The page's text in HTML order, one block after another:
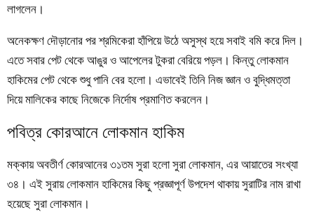
লাগলেন।
অনেকক্ষণ দৌড়ানোর পর শ্রমিকেরা হাঁপিয়ে উঠে অসুস্থ হয়ে সবাই বমি করে দিল।
এতে সবার পেট থেকে আঙুর ও আপেলের টুকরা বেরিয়ে পড়ল। কিন্তু লোকমান
হাকিমের পেট থেকে শুধু পানি বের হলো। এভাবেই তিনি নিজ জ্ঞান ও বুদ্ধিমত্তা
দিয়ে মালিকের কাছে নিজেকে নির্দোষ প্রমাণিত করলেন।
পবিত্র কোরআনে লোকমান হাকিম
মক্কায় অবতীর্ণ কোরআনের ৩১তম সুরা হলো সুরা লোকমান, এর আয়াতের সংখ্যা
৩৪। এই সুরায় লোকমান হাকিমের কিছু প্রজ্ঞাপূর্ণ উপদেশ থাকায় সুরাটির নাম রাখা
হয়েছে সুরা লোকমান।